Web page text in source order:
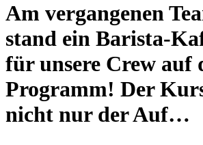
Am vergangenen
stand ein Barista-
für unsere Crew auf
Programm! Der
nicht nur der Auf…